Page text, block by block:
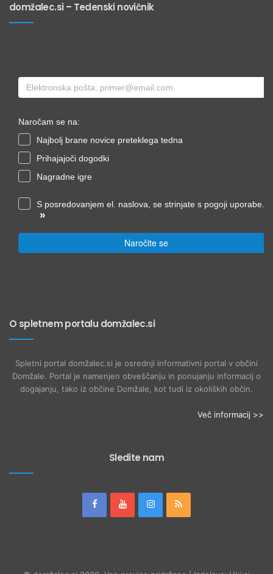
domžalec.si – Tedenski novičnik
Naročam se na:
Najbolj brane novice preteklega tedna
Prihajajoči dogodki
Nagradne igre
S posredovanjem el. naslova, se strinjate s pogoji uporabe.
»
Naročite se
O spletnem portalu domžalec.si
Spletni portal domžalec.si je osrednji informativni portal v občini
Domžale. Portal je namenjen obveščanju in ponujanju informacij o
dogajanju, tako iz občine Domžale, kot tudi iz okoliških občin.
Več informacij >>
Sledite nam